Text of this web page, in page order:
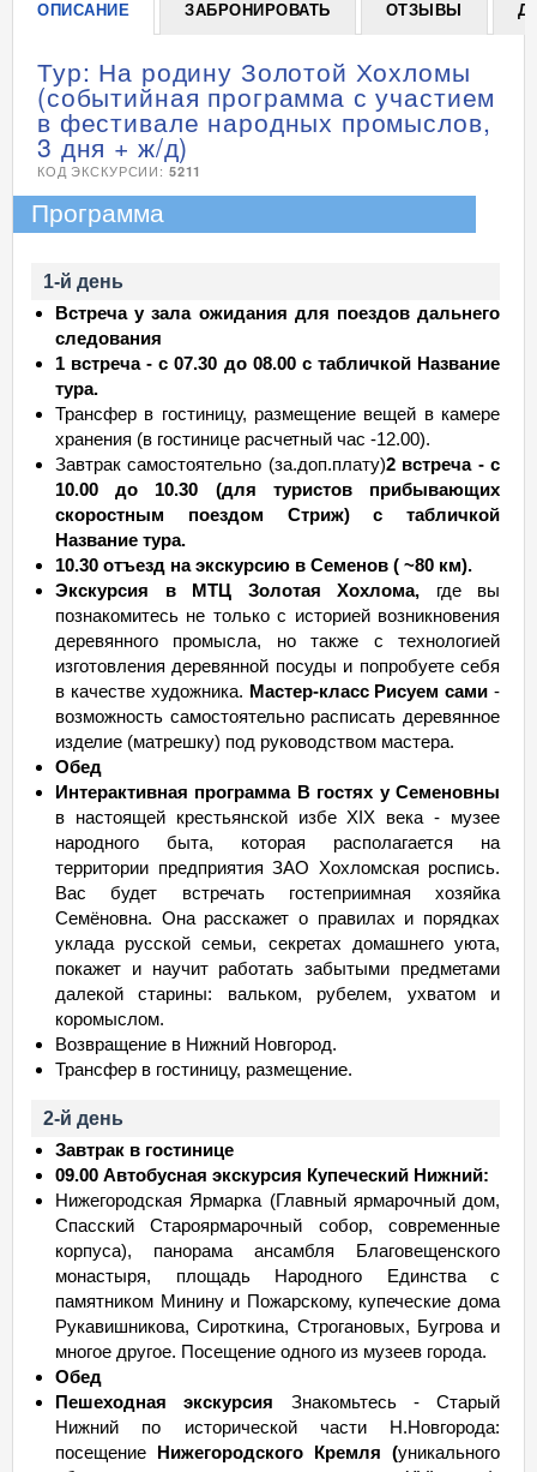
ОПИСАНИЕ ЗАБРОНИРОВАТЬ ОТЗЫВЫ
Тур: На родину Золотой Хохломы
(событийная программа с участием
в фестивале народных промыслов,
3 дня + ж/д)
КОД ЭКСКУРСИИ: 5211
Программа
1-й день
Встреча у зала ожидания для поездов дальнего
следования
1 встреча -c 07.30 до 08.00 с табличкой Название
тура.
Трансфер в гостиницу, размещение вещей в камере
хранения (в гостинице расчетный час -12.00).
Завтрак самостоятельно (за.доп.плату)2 встреча - c
10.00 до 10.30 (для туристов прибывающих
скоростным поездом Стриж) с табличкой
Название тура.
10.30 отъезд на экскурсию в Семенов ( ~80 км).
Экскурсия в МТЦ Золотая Хохлома, где вы
познакомитесь не только с историей возникновения
деревянного промысла, но также с технологией
изготовления деревянной посуды и попробуете себя
в качестве художника. Мастер-класс Рисуем сами -
возможность самостоятельно расписать деревянное
изделие (матрешку) под руководством мастера.
Обед
Интерактивная программа В гостях у Семеновны
в настоящей крестьянской избе XIX века - музее
народного быта, которая располагается на
территории предприятия ЗАО Хохломская роспись.
Вас будет встречать гостеприимная хозяйка
Семёновна. Она расскажет о правилах и порядках
уклада русской семьи, секретах домашнего уюта,
покажет и научит работать забытыми предметами
далекой старины: вальком, рубелем, ухватом и
коромыслом.
Возвращение в Нижний Новгород.
Трансфер в гостиницу, размещение.
2-й день
Завтрак в гостинице
09.00 Автобусная экскурсия Купеческий Нижний:
Нижегородская Ярмарка (Главный ярмарочный дом,
Спасский Староярмарочный собор, современные
корпуса), панорама ансамбля Благовещенского
монастыря, площадь Народного Единства с
памятником Минину и Пожарскому, купеческие дома
Рукавишникова, Сироткина, Строгановых, Бугрова и
многое другое. Посещение одного из музеев города.
Обед
Пешеходная экскурсия Знакомьтесь - Старый
Нижний по исторической части Н.Новгорода:
посещение Нижегородского Кремля (уникального